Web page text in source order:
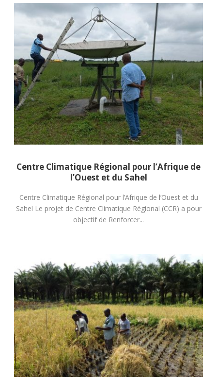
Centre Climatique Régional pour l’Afrique de
l’Ouest et du Sahel
Centre Climatique Régional pour l’Afrique de l’Ouest et du
Sahel Le projet de Centre Climatique Régional (CCR) a pour
objectif de Renforcer...